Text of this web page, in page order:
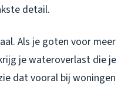
detail.
Als je goten voor meer
je wateroverlast die je
dat vooral bij woningen